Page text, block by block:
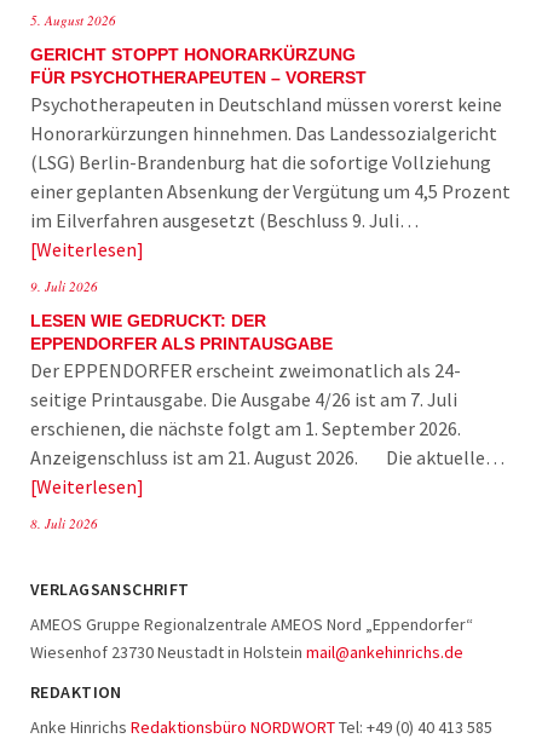
5. August 2026
GERICHT STOPPT HONORARKÜRZUNG
FÜR PSYCHOTHERAPEUTEN – VORERST
Psychotherapeuten in Deutschland müssen vorerst keine
Honorarkürzungen hinnehmen. Das Landessozialgericht
(LSG) Berlin-Brandenburg hat die sofortige Vollziehung
einer geplanten Absenkung der Vergütung um 4,5 Prozent
im Eilverfahren ausgesetzt (Beschluss 9. Juli…
Weiterlesen
9. Juli 2026
LESEN WIE GEDRUCKT: DER
EPPENDORFER ALS PRINTAUSGABE
Der EPPENDORFER erscheint zweimonatlich als 24-
seitige Printausgabe. Die Ausgabe 4/26 ist am 7. Juli
erschienen, die nächste folgt am 1. September 2026.
Anzeigenschluss ist am 21. August 2026. Die aktuelle…
Weiterlesen
8. Juli 2026
VERLAGSANSCHRIFT
AMEOS Gruppe Regionalzentrale AMEOS Nord „Eppendorfer“
Wiesenhof 23730 Neustadt in Holstein mail@ankehinrichs.de
REDAKTION
Anke Hinrichs Redaktionsbüro NORDWORTTel: +49 (0) 40 413 585